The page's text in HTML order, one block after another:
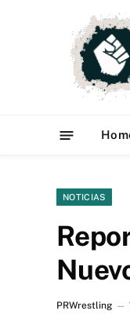
NOTICIAS
PRWrestling